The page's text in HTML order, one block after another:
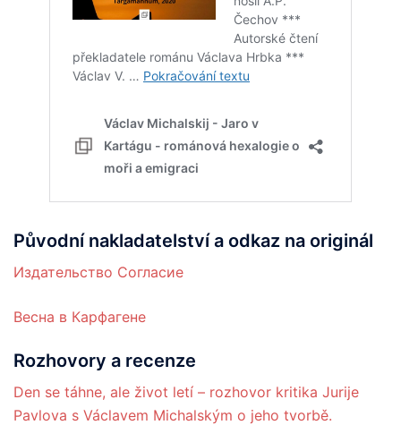
Původní nakladatelství a odkaz na originál
Издательство Согласие
Весна в Карфагене
Rozhovory a recenze
Den se táhne, ale život letí – rozhovor kritika Jurije
Pavlova s Václavem Michalským o jeho tvorbě.